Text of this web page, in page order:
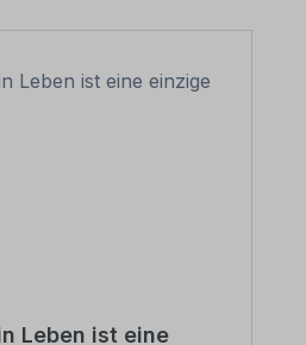
Leben ist eine